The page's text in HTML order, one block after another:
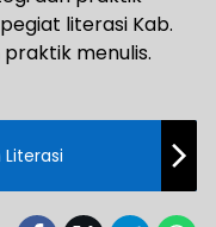
literasi Kab.
menulis.